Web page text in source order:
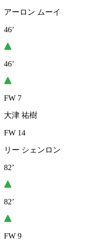
アーロン ムーイ
46’
46’
FW 7
大津 祐樹
FW 14
リー シェンロン
82’
82’
FW 9